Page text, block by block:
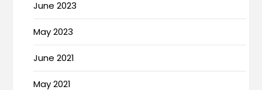
June 2023
May 2023
June 2021
May 2021